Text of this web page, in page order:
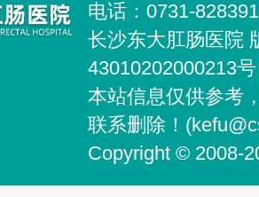
电话：0731-
长沙东大肛肠医院
43010202000213
本站信息仅供参考
联系删除！
Copyright © 2008-